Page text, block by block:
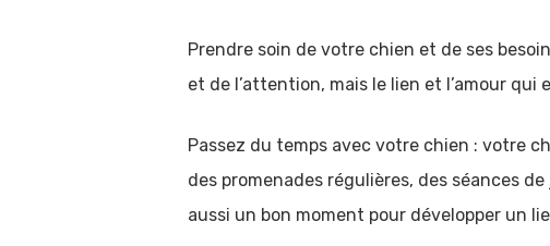
Prendre soin de votre chien et de ses
et de l’attention, mais le lien et l’amour
Passez du temps avec votre chien : votre
des promenades régulières, des séances
aussi un bon moment pour développer un